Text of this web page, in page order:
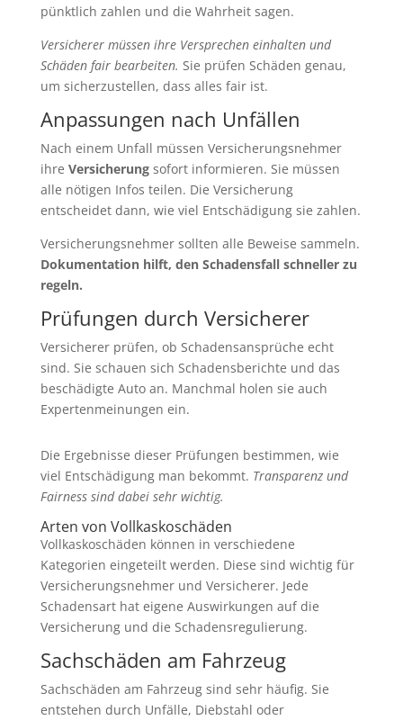
pünktlich zahlen und die Wahrheit sagen.
Versicherer müssen ihre Versprechen einhalten und
Schäden fair bearbeiten. Sie prüfen Schäden genau,
um sicherzustellen, dass alles fair ist.
Anpassungen nach Unfällen
Nach einem Unfall müssen Versicherungsnehmer
ihre Versicherungsofort informieren. Sie müssen
alle nötigen Infos teilen. Die Versicherung
entscheidet dann, wie viel Entschädigung sie zahlen.
Versicherungsnehmer sollten alle Beweise sammeln.
Dokumentation hilft, den Schadensfall schneller zu
regeln.
Prüfungen durch Versicherer
Versicherer prüfen, ob Schadensansprüche echt
sind. Sie schauen sich Schadensberichte und das
beschädigte Auto an. Manchmal holen sie auch
Expertenmeinungen ein.
Die Ergebnisse dieser Prüfungen bestimmen, wie
viel Entschädigung man bekommt. Transparenz und
Fairness sind dabei sehr wichtig.
Arten von Vollkaskoschäden
Vollkaskoschäden können in verschiedene
Kategorien eingeteilt werden. Diese sind wichtig für
Versicherungsnehmer und Versicherer. Jede
Schadensart hat eigene Auswirkungen auf die
Versicherung und die Schadensregulierung.
Sachschäden am Fahrzeug
Sachschäden am Fahrzeug sind sehr häufig. Sie
entstehen durch Unfälle, Diebstahl oder